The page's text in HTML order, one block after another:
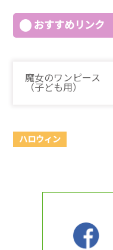
おすすめリンク
魔女のワンピース
（子ども用）
ハロウィン